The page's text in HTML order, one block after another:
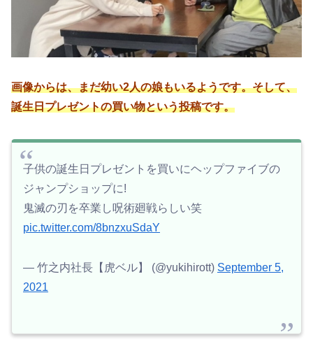
画像からは、まだ幼い2人の娘もいるようです。そして、
誕生日プレゼントの買い物という投稿です。
子供の誕生日プレゼントを買いにヘップファイブの
ジャンプショップに!
鬼滅の刃を卒業し呪術廻戦らしい笑
pic.twitter.com/8bnzxuSdaY
— 竹之内社長【虎ベル】 (@yukihirott) September 5,
2021